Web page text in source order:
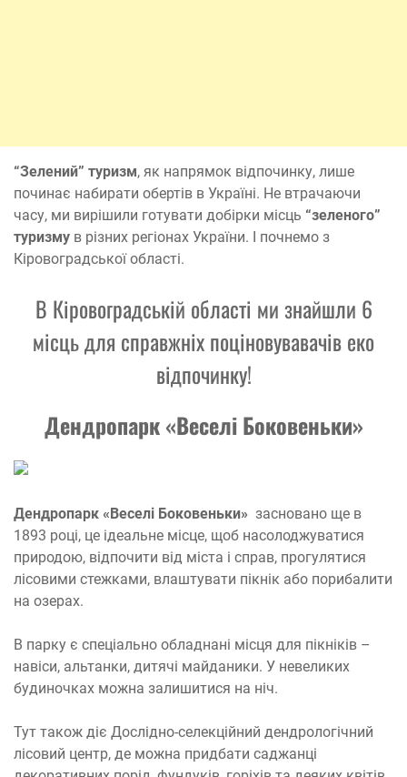
“Зелений” туризм, як напрямок відпочинку, лише
починає набирати обертів в Україні. Не втрачаючи
часу, ми вирішили готувати добірки місць “зеленого”
туризму в різних регіонах України. І почнемо з
Кіровоградської області.
В Кіровоградській області ми знайшли 6
місць для справжніх поціновувавачів еко
відпочинку!
Дендропарк «Веселі Боковеньки»
Дендропарк «Веселі Боковеньки» засновано ще в
1893 році, це ідеальне місце, щоб насолоджуватися
природою, відпочити від міста і справ, прогулятися
лісовими стежками, влаштувати пікнік або порибалити
на озерах.
В парку є спеціально обладнані місця для пікніків –
навіси, альтанки, дитячі майданики. У невеликих
будиночках можна залишитися на ніч.
Тут також діє Дослідно-селекційний дендрологічний
лісовий центр, де можна придбати саджанці